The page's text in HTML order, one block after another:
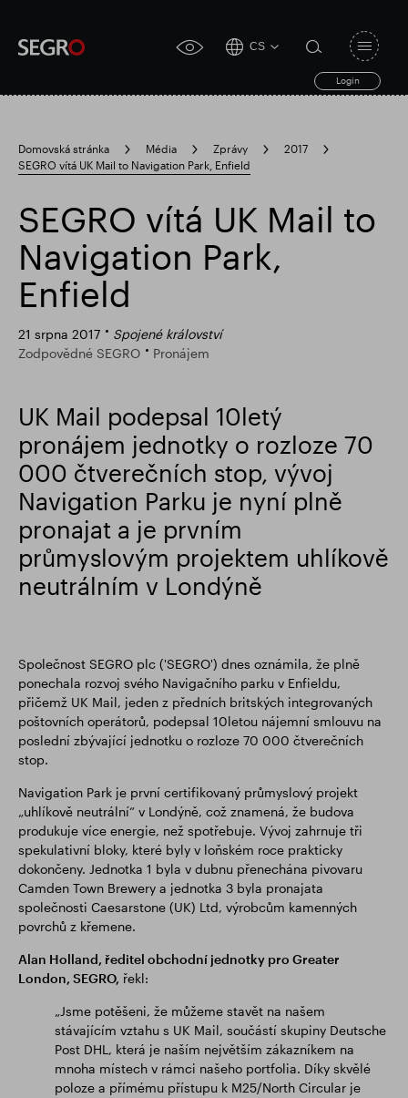
accessibility
CS
Login
search
form
Submit
search
Search
Populární vyhledávání
Zodpovědné SEGRO
Slough obchodní nemovitost
Finanční výsledky Aktualizace obchodování
Chytrý park
toggle
Domovská stránka Média Zprávy
2017
SEGRO vítá UK Mail to Navigation Park, Enfield
SEGRO vítá UK Mail to
Navigation Park,
Enfield
21 srpna 2017
Spojené království
Zodpovědné SEGRO
Pronájem
UK Mail podepsal 10letý
pronájem jednotky o rozloze 70
000 čtverečních stop, vývoj
Navigation Parku je nyní plně
pronajat a je prvním
průmyslovým projektem uhlíkově
neutrálním v Londýně
Společnost SEGRO plc ('SEGRO') dnes oznámila, že plně
ponechala rozvoj svého Navigačního parku v Enfieldu,
přičemž UK Mail, jeden z předních britských integrovaných
poštovních operátorů, podepsal 10letou nájemní smlouvu na
poslední zbývající jednotku o rozloze 70 000 čtverečních
stop.
Navigation Park je první certifikovaný průmyslový projekt
„uhlíkově neutrální“ v Londýně, což znamená, že budova
produkuje více energie, než spotřebuje. Vývoj zahrnuje tři
spekulativní bloky, které byly v loňském roce prakticky
dokončeny. Jednotka 1 byla v dubnu přenechána pivovaru
Camden Town Brewery a jednotka 3 byla pronajata
společnosti Caesarstone (UK) Ltd, výrobcům kamenných
povrchů z křemene.
Alan Holland, ředitel obchodní jednotky pro Greater
London, SEGRO, řekl:
„Jsme potěšeni, že můžeme stavět na našem
stávajícím vztahu s UK Mail, součástí skupiny Deutsche
Post DHL, která je naším největším zákazníkem na
mnoha místech v rámci našeho portfolia. Díky skvělé
poloze a přímému přístupu k M25/North Circular je